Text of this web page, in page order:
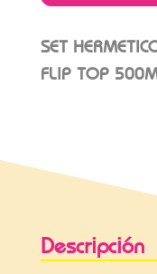
SET
FLIP TOP
Descripción